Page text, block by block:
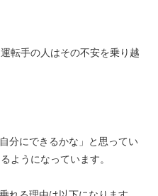
転手の人はその不安を乗り越
分にできるかな」と思ってい
ようになっています。